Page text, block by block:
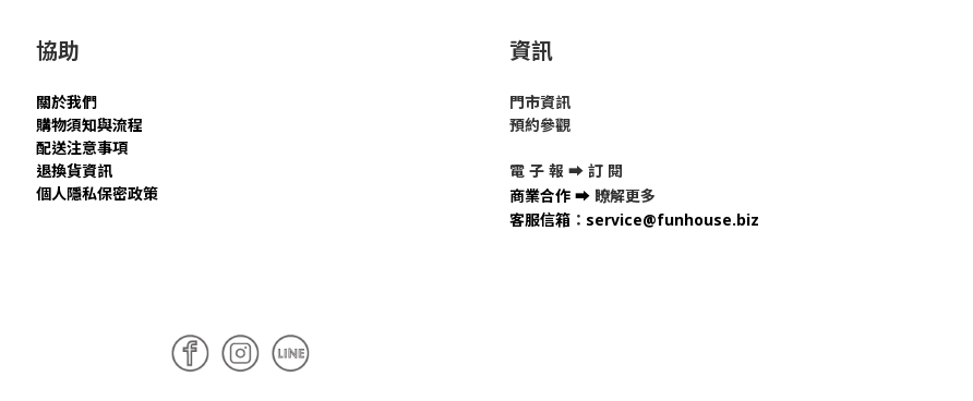
協助
關於我們
購物須知與流程
配送注意事項
退換貨資訊
個人隱私保密政策
資訊
門市資訊
預約參觀
電 子 報 ➡ 訂 閱
商業合作 ➡ 瞭解更多
客服信箱 ： service@funhouse.biz